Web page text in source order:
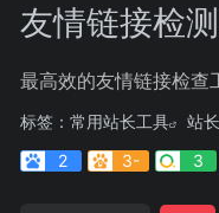
友情链接检
最高效的友情链接检查
标签： 常用站长工具 站长
2
3- 3